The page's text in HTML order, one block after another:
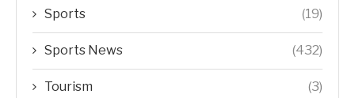
Sports (19)
Sports News (432)
Tourism (3)